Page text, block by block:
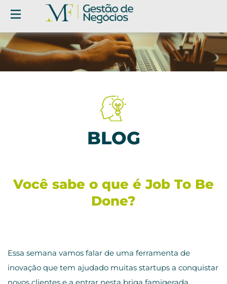
BLOG
Você sabe o que é Job To Be
Done?
Essa semana vamos falar de uma ferramenta de
inovação que tem ajudado muitas startups a conquistar